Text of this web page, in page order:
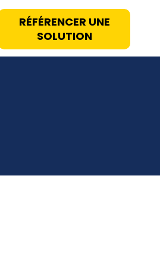
RÉFÉRENCER UNE
SOLUTION